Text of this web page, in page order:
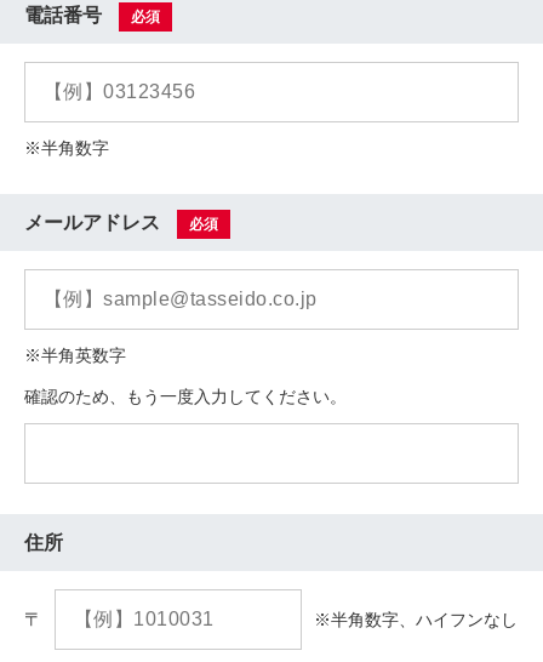
電話番号 必須
※半角数字
メールアドレス 必須
※半角英数字
確認のため、もう一度入力してください。
住所
〒 ※半角数字、ハイフンなし